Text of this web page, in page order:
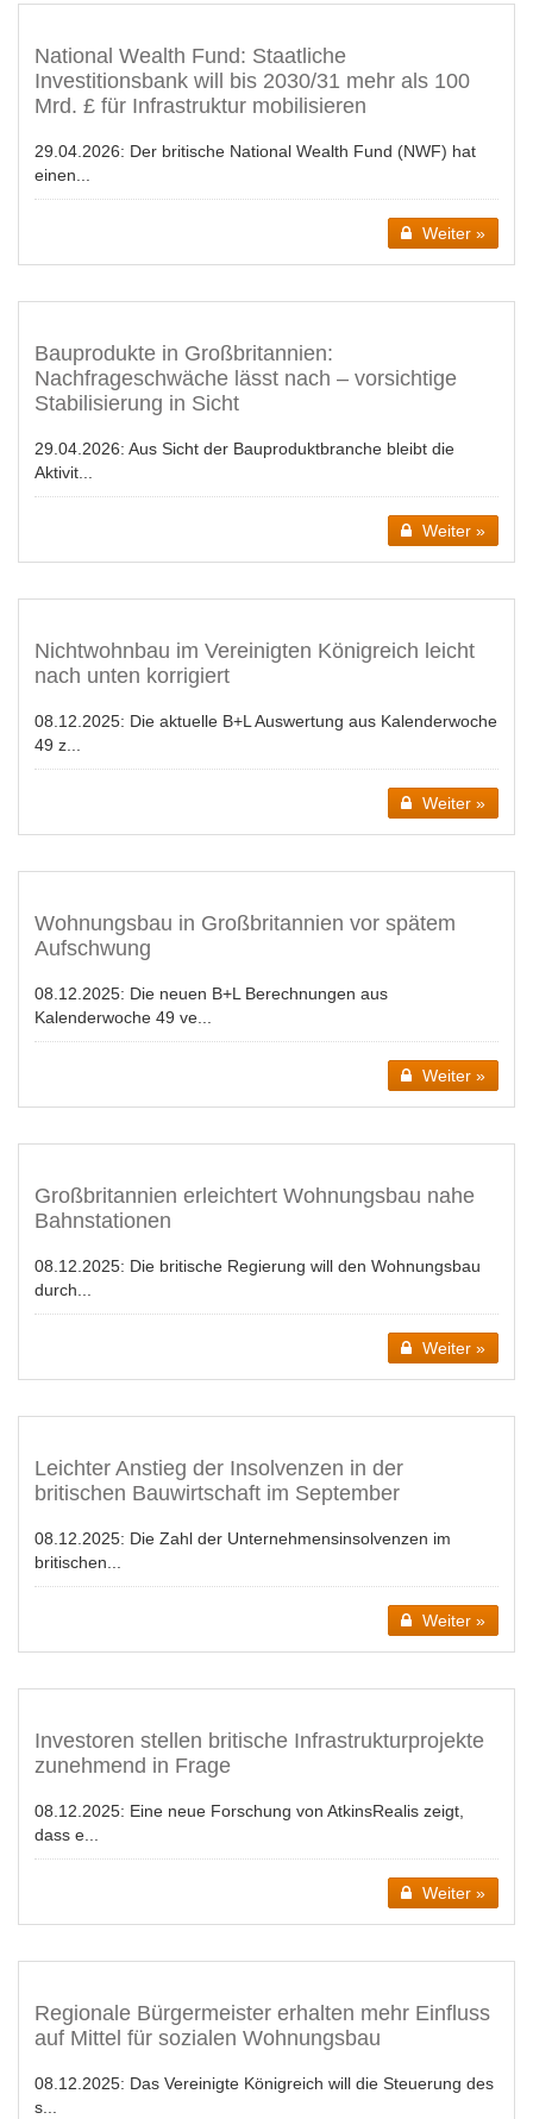
National Wealth Fund: Staatliche
Investitionsbank will bis 2030/31 mehr als 100
Mrd. £ für Infrastruktur mobilisieren
29.04.2026: Der britische National Wealth Fund (NWF) hat
einen...
Weiter »
Bauprodukte in Großbritannien:
Nachfrageschwäche lässt nach – vorsichtige
Stabilisierung in Sicht
29.04.2026: Aus Sicht der Bauproduktbranche bleibt die
Aktivit...
Weiter »
Nichtwohnbau im Vereinigten Königreich leicht
nach unten korrigiert
08.12.2025: Die aktuelle B+L Auswertung aus Kalenderwoche
49 z...
Weiter »
Wohnungsbau in Großbritannien vor spätem
Aufschwung
08.12.2025: Die neuen B+L Berechnungen aus
Kalenderwoche 49 ve...
Weiter »
Großbritannien erleichtert Wohnungsbau nahe
Bahnstationen
08.12.2025: Die britische Regierung will den Wohnungsbau
durch...
Weiter »
Leichter Anstieg der Insolvenzen in der
britischen Bauwirtschaft im September
08.12.2025: Die Zahl der Unternehmensinsolvenzen im
britischen...
Weiter »
Investoren stellen britische Infrastrukturprojekte
zunehmend in Frage
08.12.2025: Eine neue Forschung von AtkinsRealis zeigt,
dass e...
Weiter »
Regionale Bürgermeister erhalten mehr Einfluss
auf Mittel für sozialen Wohnungsbau
08.12.2025: Das Vereinigte Königreich will die Steuerung des
s...